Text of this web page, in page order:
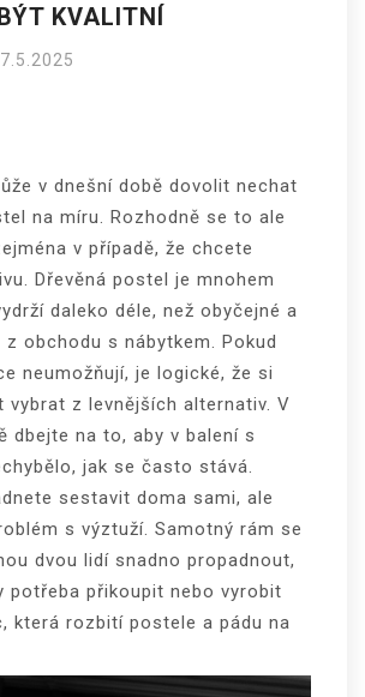
KVALITNÍ
7.5.2025
v dnešní době dovolit nechat
na míru. Rozhodně se to ale
v případě, že chcete
Dřevěná postel je mnohem
daleko déle, než obyčejné a
z obchodu s nábytkem. Pokud
neumožňují, je logické, že si
vybrat z levnějších alternativ. V
dbejte na to, aby v balení s
jak se často stává.
sestavit doma sami, ale
s výztuží. Samotný rám se
dvou lidí snadno propadnout,
potřeba přikoupit nebo vyrobit
která rozbití postele a pádu na